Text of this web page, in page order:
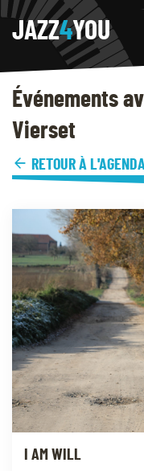
JAZZ4YOU
Événements
Vierset
RETOUR À
I AM WILL